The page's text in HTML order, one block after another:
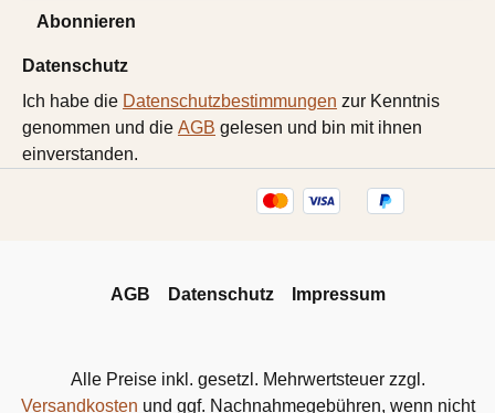
Abonnieren
Datenschutz
Ich habe die Datenschutzbestimmungen zur Kenntnis
genommen und die AGB gelesen und bin mit ihnen
einverstanden.
AGB Datenschutz Impressum
Alle Preise inkl. gesetzl. Mehrwertsteuer zzgl.
Versandkosten und ggf. Nachnahmegebühren, wenn nicht